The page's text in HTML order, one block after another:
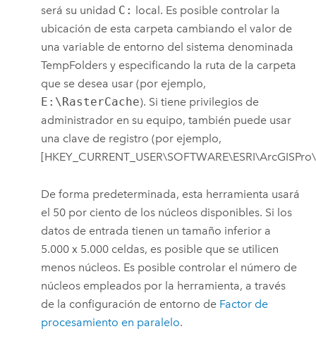
será su unidad C:
local. Es posible controlar la
ubicación de esta carpeta cambiando el valor de
una variable de entorno del sistema denominada
TempFolders y especificando la ruta de la carpeta
que se desea usar (por ejemplo,
E:\RasterCache). Si tiene privilegios de
administrador en su equipo, también puede usar
una clave de registro (por ejemplo,
De forma predeterminada, esta herramienta usará
el 50 por ciento de los núcleos disponibles. Si los
datos de entrada tienen un tamaño inferior a
5.000 x 5.000 celdas, es posible que se utilicen
menos núcleos. Es posible controlar el número de
núcleos empleados por la herramienta, a través
de la configuración de entorno de Factor de
procesamiento en paralelo.